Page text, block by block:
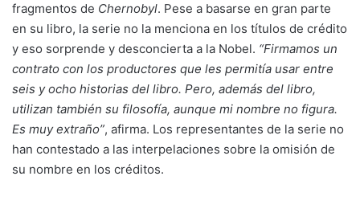
fragmentos de Chernobyl. Pese a basarse en gran parte
en su libro, la serie no la menciona en los títulos de crédito
y eso sorprende y desconcierta a la Nobel. “Firmamos un
contrato con los productores que les permitía usar entre
seis y ocho historias del libro. Pero, además del libro,
utilizan también su filosofía, aunque mi nombre no figura.
Es muy extraño”, afirma. Los representantes de la serie no
han contestado a las interpelaciones sobre la omisión de
su nombre en los créditos.